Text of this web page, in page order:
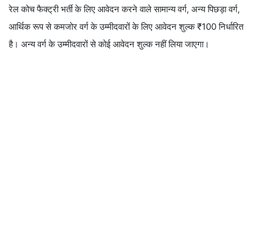
रेल कोच फैक्ट्री भर्ती के लिए आवेदन करने वाले सामान्य वर्ग, अन्य पिछड़ा वर्ग,
आर्थिक रूप से कमजोर वर्ग के उम्मीदवारों के लिए आवेदन शुल्क ₹100 निर्धारित
है। अन्य वर्ग के उम्मीदवारों से कोई आवेदन शुल्क नहीं लिया जाएगा।